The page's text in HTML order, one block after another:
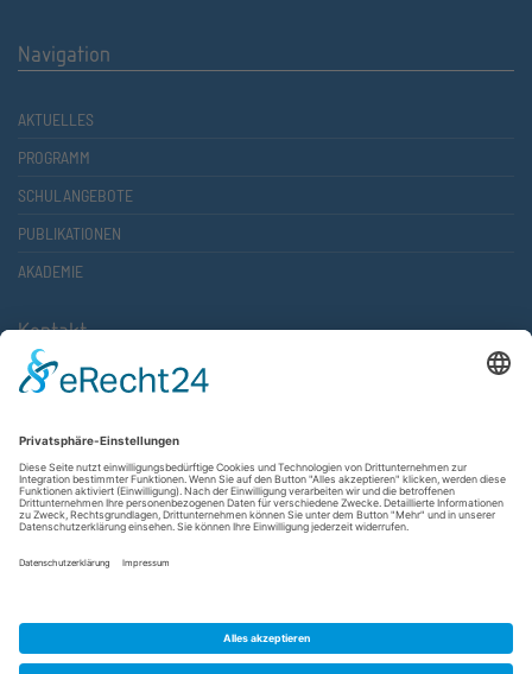
Navigation
AKTUELLES
PROGRAMM
SCHULANGEBOTE
PUBLIKATIONEN
AKADEMIE
Kontakt
Atlantische Akademie Rheinland-Pfalz e.V.
67657 Kaiserslautern
FON 0631 36610-0
FAX 0631 36610-15
©2026 Atlantische Akademie Rheinland-Pfalz e. V. |